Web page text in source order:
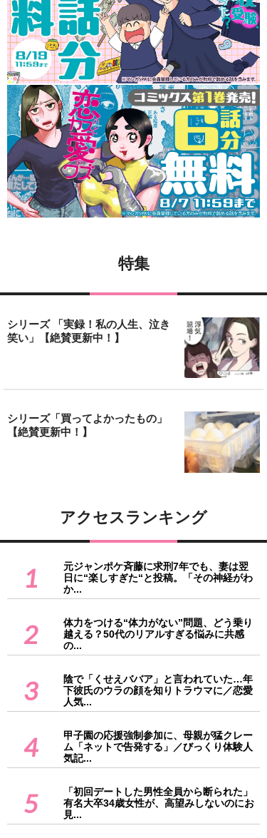
特集
シリーズ 「実録！私の人生、泣き
笑い」【絶賛更新中！】
シリーズ「買ってよかったもの」
【絶賛更新中！】
アクセスランキング
1
元ジャンポケ斉藤に求刑7年でも、妻は翌
日に“楽しすぎた“と投稿。「その神経がわ
か...
2
体力をつける“体力がない”問題、どう乗り
越える？50代のリアルすぎる悩みに共感
の...
3
陰で「くせえババア」と言われていた…年
下彼氏のウラの顔を知りトラウマに／恋愛
人気...
4
甲子園の応援強制参加に、母親が猛クレー
ム「ネットで告発する」／びっくり体験人
気記...
5
「初回デートした男性全員から断られた」
有名大卒34歳女性が、高望みしないのにお
見...